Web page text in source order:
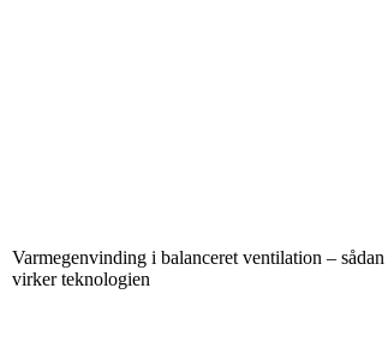
Varmegenvinding i balanceret ventilation – sådan
virker teknologien